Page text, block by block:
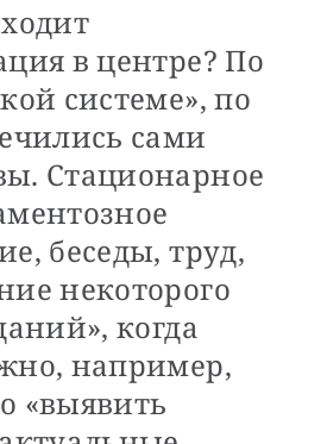
в центре? По
системе», по
сами
Стационарное
беседы, труд,
некоторого
когда
например,
«выявить